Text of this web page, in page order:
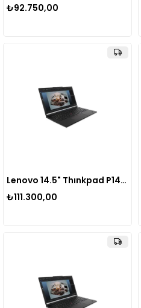
₺92.750,00
Lenovo 14.5" Thınkpad P14s G5 21G2004ttx Ultra 7 155H-64Gb Ddr5 Ram-1Tb Nvme-4Gb Rtx500 Ada-W11 Pro 1920X1200
₺111.300,00